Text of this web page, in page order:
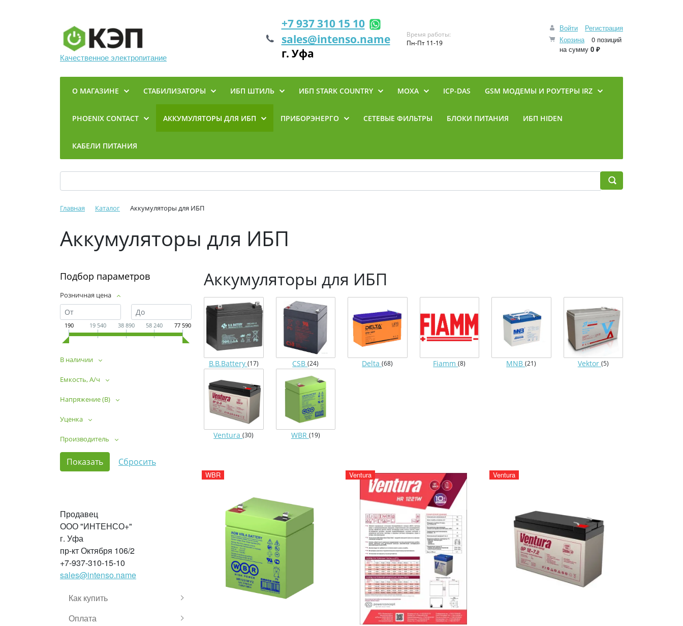
Качественное электропитание
Войти
Регистрация
Корзина
0 позиций
на сумму 0 ₽
+7 937 310 15 10
sales@intenso.name
г. Уфа
Время работы:
Пн-Пт 11-19
О МАГАЗИНЕ СТАБИЛИЗАТОРЫ ИБП ШТИЛЬ ИБП STARK COUNTRY MOXA ICP-DAS GSM МОДЕМЫ И РОУТЕРЫ IRZ
PHOENIX CONTACT АККУМУЛЯТОРЫ ДЛЯ ИБП ПРИБОРЭНЕРГО СЕТЕВЫЕ ФИЛЬТРЫ БЛОКИ ПИТАНИЯ ИБП HIDEN
КАБЕЛИ ПИТАНИЯ
Главная Каталог Аккумуляторы для ИБП
Аккумуляторы для ИБП
Подбор параметров
Розничная цена
190 19 540 38 890 58 240 77 590
В наличии
Емкость, А/ч
Напряжение (В)
Уценка
Производитель
Продавец
ООО "ИНТЕНСО+"
г. Уфа
пр-кт Октября 106/2
+7-937-310-15-10
sales@intenso.name
Как купить
Оплата
Аккумуляторы для ИБП
B.B.Battery (17) CSB(24) Delta(68) Fiamm(8) MNB(21) Vektor (5)
Ventura(30) WBR (19)
WBR Ventura Ventura